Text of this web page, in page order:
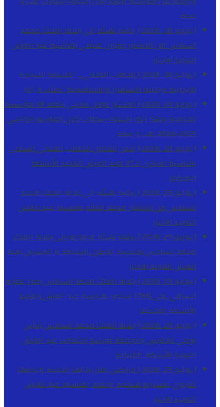
صحة
[ يوليو 30, 2026 ]
برقية تهنئة الى جلالة الملك محمد
السادس من الدكتور رضوان غنيمي بمناسبة عيد العرش
المجيدالاخبار
[ يوليو 30, 2026 ]
الخطاب الملكي .. “فلسفة السيادة
الإيجابية وجدلية الاستقرار والديناميكية”كتاب و اراء
[ يوليو 29, 2026 ]
الدكتور نوفل كديلي يتفقد 39 مؤسسة
تعليمية بجهة الدار البيضاء-سطات خلال الموسم الدراسي
2025-2026
طب و صحة
[ يوليو 29, 2026 ]
النص الكامل للخطاب الملكي السامي
بمناسبة الذكرى الـ27 لعيد العرش المجيد
الأنشطة
الملكية
[ يوليو 29, 2026 ]
برقية تهنئة الى جلالة الملك محمد
السادس من الدكتور محمد الفائد بمناسبة عيد العرش
المجيدالاخبار
[ يوليو 29, 2026 ]
برقية تهنئة مرفوعة إلى جلالة الملك
محمد السادس بمناسبة الذكرى السابعة و العشرين لعيد
العرش المجيدالاخبار
[ يوليو 29, 2026 ]
جلالة الملك محمد السادس يصدر عفوه
السامي على 1788 شخصا بمناسبة عيد العرش المجيد
الأنشطة الملكية
[ يوليو 29, 2026 ]
جلالة الملك محمد السادس يترأس
يومي الخميس والجمعة مراسم احتفالات عيد العرش
المجيدالأنشطة الملكية
[ يوليو 29, 2026 ]
مراكش تعزز بنياتها التحتية وعرضها
التربوي بمشاريع هيكلية واعدة بمناسبة عيد العرش
المجيدالاخبار